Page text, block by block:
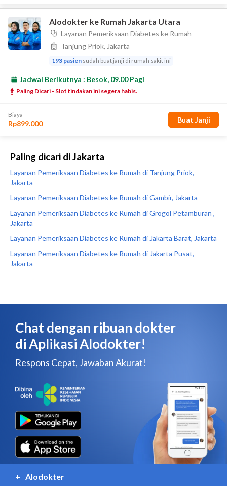
Paling dicari di Jakarta
Layanan Pemeriksaan Diabetes ke Rumah di Tanjung Priok,
Jakarta
Layanan Pemeriksaan Diabetes ke Rumah di Gambir, Jakarta
Layanan Pemeriksaan Diabetes ke Rumah di Grogol Petamburan ,
Jakarta
Layanan Pemeriksaan Diabetes ke Rumah di Jakarta Barat, Jakarta
Layanan Pemeriksaan Diabetes ke Rumah di Jakarta Pusat,
Jakarta